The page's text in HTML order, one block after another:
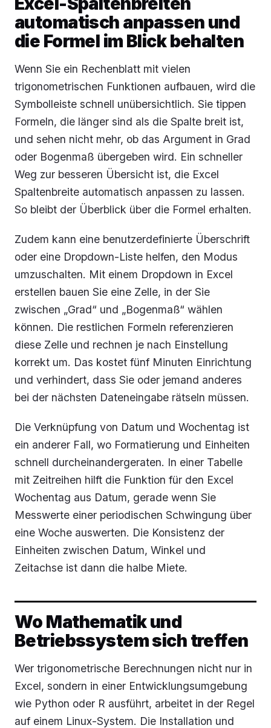
automatisch anpassen und
die Formel im Blick behalten
Wenn Sie ein Rechenblatt mit vielen
trigonometrischen Funktionen aufbauen, wird die
Symbolleiste schnell unübersichtlich. Sie tippen
Formeln, die länger sind als die Spalte breit ist,
und sehen nicht mehr, ob das Argument in Grad
oder Bogenmaß übergeben wird. Ein schneller
Weg zur besseren Übersicht ist, die Excel
Spaltenbreite automatisch anpassen zu lassen.
So bleibt der Überblick über die Formel erhalten.
Zudem kann eine benutzerdefinierte Überschrift
oder eine Dropdown-Liste helfen, den Modus
umzuschalten. Mit einem Dropdown in Excel
erstellen bauen Sie eine Zelle, in der Sie
zwischen „Grad“ und „Bogenmaß“ wählen
können. Die restlichen Formeln referenzieren
diese Zelle und rechnen je nach Einstellung
korrekt um. Das kostet fünf Minuten Einrichtung
und verhindert, dass Sie oder jemand anderes
bei der nächsten Dateneingabe rätseln müssen.
Die Verknüpfung von Datum und Wochentag ist
ein anderer Fall, wo Formatierung und Einheiten
schnell durcheinandergeraten. In einer Tabelle
mit Zeitreihen hilft die Funktion für den Excel
Wochentag aus Datum, gerade wenn Sie
Messwerte einer periodischen Schwingung über
eine Woche auswerten. Die Konsistenz der
Einheiten zwischen Datum, Winkel und
Zeitachse ist dann die halbe Miete.
Wo Mathematik und
Betriebssystem sich treffen
Wer trigonometrische Berechnungen nicht nur in
Excel, sondern in einer Entwicklungsumgebung
wie Python oder R ausführt, arbeitet in der Regel
auf einem Linux-System. Die Installation und